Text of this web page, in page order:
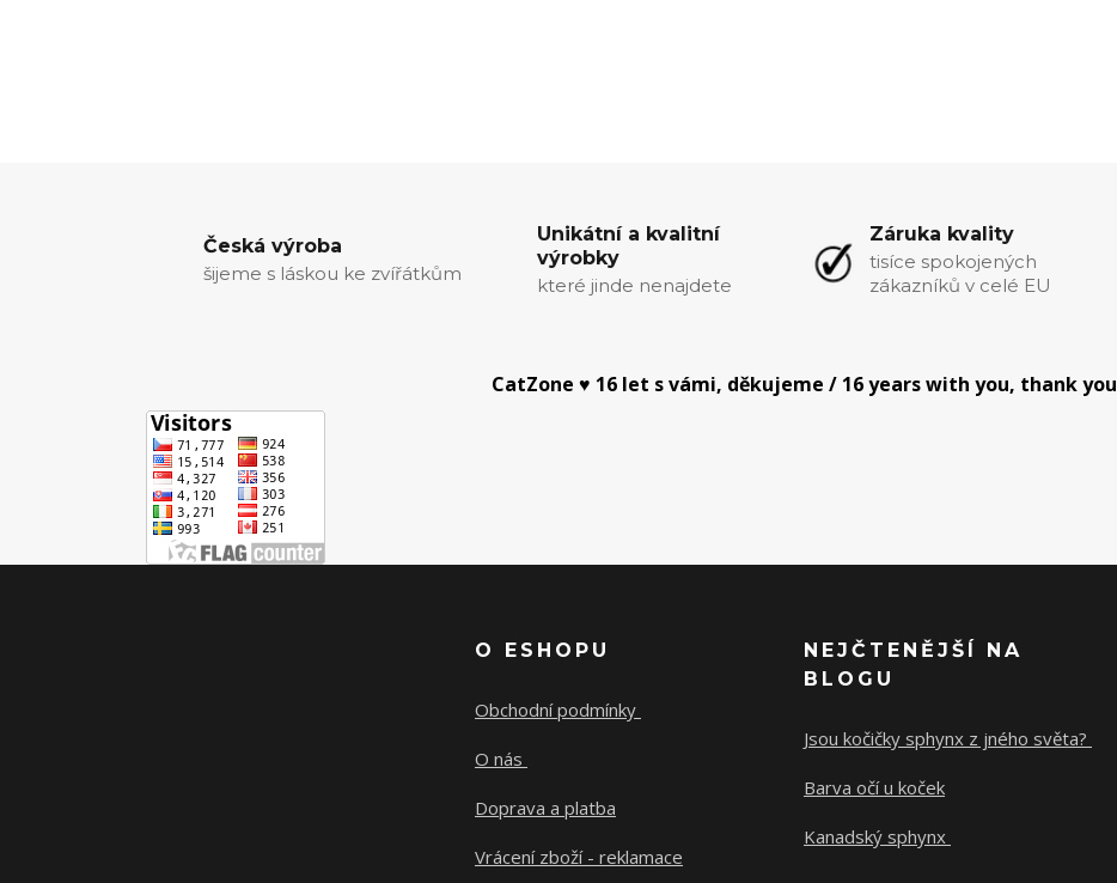
Česká výroba
šijeme s láskou ke zvířátkům
Unikátní a kvalitní
výrobky
které jinde nenajdete
Záruka kvality
tisíce spokojených
zákazníků v celé EU
CatZone ♥ 16 let s vámi, děkujeme / 16 years with you, thank you
O ESHOPU
Obchodní podmínky
O nás
Doprava a platba
Vrácení zboží - reklamace
NEJČTENĚJŠÍ NA
BLOGU
Jsou kočičky sphynx z jného světa?
Barva očí u koček
Kanadský sphynx